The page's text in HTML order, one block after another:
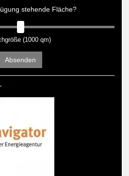
stehende Fläche?
(1000 qm)
Absenden